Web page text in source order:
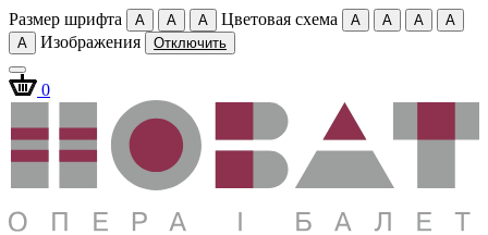
Размер шрифта A A A Цветовая схема A A A
A
A
Изображения Отключить
0